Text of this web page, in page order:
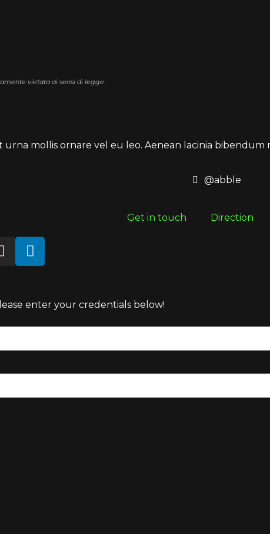
vietata ai sensi di legge.
urna mollis ornare vel eu leo. Aenean lacinia bibendum
@abble
Get in touch Direction
enter your credentials below!